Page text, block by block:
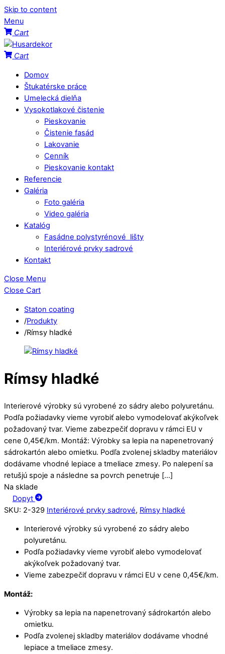
Skip to content
Menu
Cart
Cart
Domov
Štukatérske práce
Umelecká dielňa
Vysokotlakové čistenie
Pieskovanie
Čistenie fasád
Lakovanie
Cenník
Pieskovanie kontakt
Referencie
Galéria
Foto galéria
Video galéria
Katalóg
Fasádne polystyrénové lišty
Interiérové prvky sadrové
Kontakt
Close Menu
Close Cart
Staton coating
/Produkty
/Rímsy hladké
Rímsy hladké
Interierové výrobky sú vyrobené zo sádry alebo polyuretánu.
Podľa požiadavky vieme vyrobiť alebo vymodelovať akýkoľvek
požadovaný tvar. Vieme zabezpečiť dopravu v rámci EU v
cene 0,45€/km. Montáž: Výrobky sa lepia na napenetrovaný
sádrokartón alebo omietku. Podľa zvolenej skladby materiálov
dodávame vhodné lepiace a tmeliace zmesy. Po nalepení sa
retušjú spoje a následne sa povrch penetruje […]
Na sklade
Dopyt
SKU: 2-329 Interiérové prvky sadrové, Rímsy hladké
Interierové výrobky sú vyrobené zo sádry alebo
polyuretánu.
Podľa požiadavky vieme vyrobiť alebo vymodelovať
akýkoľvek požadovaný tvar.
Vieme zabezpečiť dopravu v rámci EU v cene 0,45€/km.
Montáž:
Výrobky sa lepia na napenetrovaný sádrokartón alebo
omietku.
Podľa zvolenej skladby materiálov dodávame vhodné
lepiace a tmeliace zmesy.